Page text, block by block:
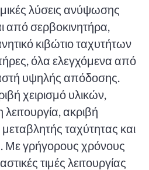
λύσεις ανύψωσης
από σερβοκινητήρα,
κιβώτιο ταχυτήτων
όλα ελεγχόμενα από
υψηλής απόδοσης.
χειρισμό υλικών,
ακριβή
ταχύτητας και
Με γρήγορους χρόνους
τιμές λειτουργίας